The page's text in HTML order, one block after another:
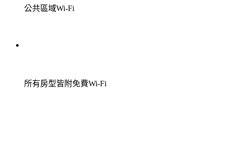
公共區域Wi-Fi
所有房型皆附免費Wi-Fi